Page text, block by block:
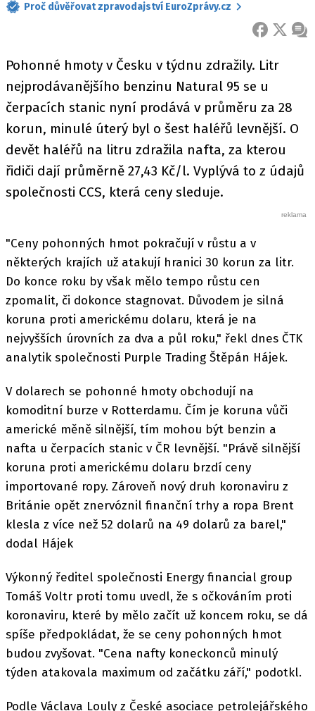
Proč důvěřovat zpravodajství EuroZprávy.cz
FACEBOOK
X
Pohonné hmoty v Česku v týdnu zdražily. Litr
nejprodávanějšího benzinu Natural 95 se u
čerpacích stanic nyní prodává v průměru za 28
korun, minulé úterý byl o šest haléřů levnější. O
devět haléřů na litru zdražila nafta, za kterou
řidiči dají průměrně 27,43 Kč/l. Vyplývá to z údajů
společnosti CCS, která ceny sleduje.
"Ceny pohonných hmot pokračují v růstu a v
některých krajích už atakují hranici 30 korun za litr.
Do konce roku by však mělo tempo růstu cen
zpomalit, či dokonce stagnovat. Důvodem je silná
koruna proti americkému dolaru, která je na
nejvyšších úrovních za dva a půl roku," řekl dnes ČTK
analytik společnosti Purple Trading Štěpán Hájek.
V dolarech se pohonné hmoty obchodují na
komoditní burze v Rotterdamu. Čím je koruna vůči
americké měně silnější, tím mohou být benzin a
nafta u čerpacích stanic v ČR levnější. "Právě silnější
koruna proti americkému dolaru brzdí ceny
importované ropy. Zároveň nový druh koronaviru z
Británie opět znervóznil finanční trhy a ropa Brent
klesla z více než 52 dolarů na 49 dolarů za barel,"
dodal Hájek
Výkonný ředitel společnosti Energy financial group
Tomáš Voltr proti tomu uvedl, že s očkováním proti
koronaviru, které by mělo začít už koncem roku, se dá
spíše předpokládat, že se ceny pohonných hmot
budou zvyšovat. "Cena nafty koneckonců minulý
týden atakovala maximum od začátku září," podotkl.
Podle Václava Louly z České asociace petrolejářského